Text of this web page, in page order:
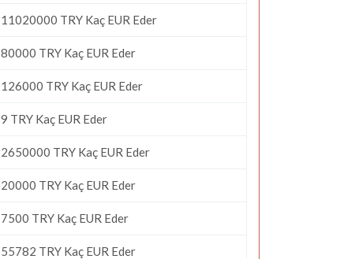
11020000 TRY Kaç EUR Eder
80000 TRY Kaç EUR Eder
126000 TRY Kaç EUR Eder
9 TRY Kaç EUR Eder
2650000 TRY Kaç EUR Eder
20000 TRY Kaç EUR Eder
7500 TRY Kaç EUR Eder
55782 TRY Kaç EUR Eder